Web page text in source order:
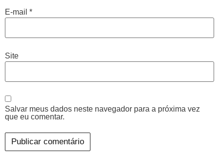
E-mail *
Site
Salvar meus dados neste navegador para a próxima vez
que eu comentar.